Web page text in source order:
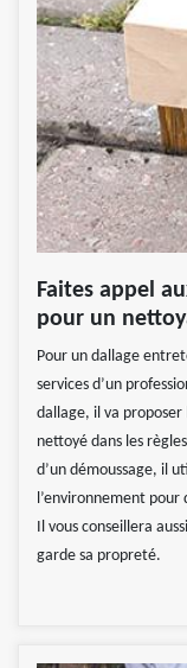
Faites appel
pour un
Pour un dallage
services d’un
dallage, il va
nettoyé dans les
d’un démoussage, il
l’environnement pour
Il vous conseillera
garde sa propreté.